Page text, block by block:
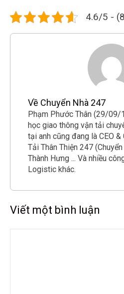
4.6/5 -
Về Chuyển Nhà 247
Phạm Phước Thân (29/
học giao thông vận tải
tại anh cũng đang là CEO
Tải Thân Thiện 247
Thành Hưng ... Và nhiều
Logistic khác.
Viết một bình luận